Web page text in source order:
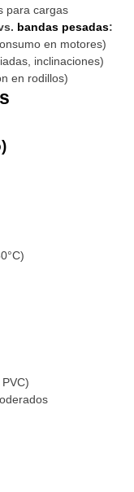
para cargas
bandas pesadas:
en motores)
inclinaciones)
en rodillos)